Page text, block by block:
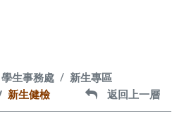
學生事務處
新生專區
新生健檢 返回上一層
返回上一層